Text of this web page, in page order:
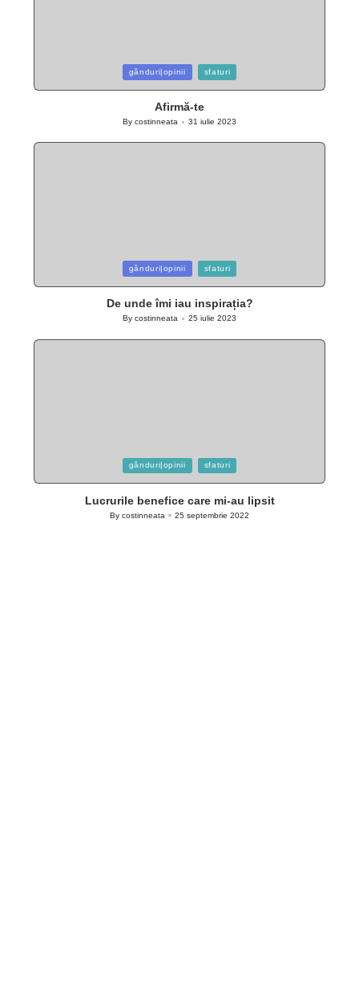
in
gânduri|opinii sfaturi
Afirmă-te
Posted
Bycostinneata 31 iulie 2023
in
gânduri|opinii sfaturi
De unde îmi iau inspirația?
Posted
Bycostinneata 25 iulie 2023
in
gânduri|opinii sfaturi
Lucrurile benefice care mi-au lipsit
Posted
By costinneata 25 septembrie 2022